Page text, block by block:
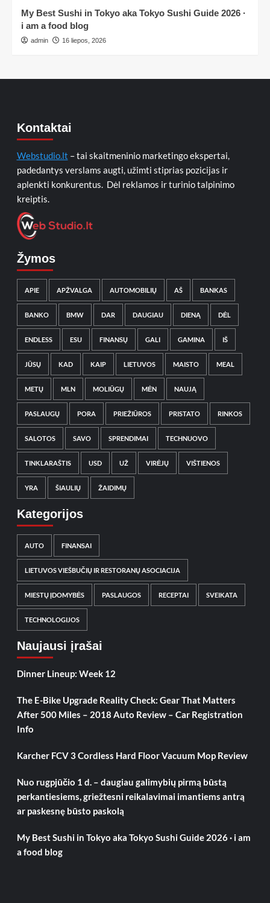
My Best Sushi in Tokyo aka Tokyo Sushi Guide 2026 ·
i am a food blog
admin 16 liepos, 2026
Kontaktai
Webstudio.lt – tai skaitmeninio marketingo ekspertai,
padedantys verslams augti, užimti stiprias pozicijas ir
aplenkti konkurentus. Dėl reklamos ir turinio talpinimo
kreiptis.
Žymos
APIE APŽVALGA AUTOMOBILIŲ AŠ BANKAS
BANKO BMW DAR DAUGIAU DIENĄ DĖL
ENDLESS ESU FINANSŲ GALI GAMINA IŠ
JŪSŲ KAD KAIP LIETUVOS MAISTO MEAL
METŲ MLN MOLIŪGŲ MĖN NAUJĄ
PASLAUGŲ PORA PRIEŽIŪROS PRISTATO RINKOS
SALOTOS SAVO SPRENDIMAI TECHNUOVO
TINKLARAŠTIS USD UŽ VIRĖJŲ VIŠTIENOS
YRA ŠIAULIŲ ŽAIDIMŲ
Kategorijos
AUTO FINANSAI
LIETUVOS VIEŠBUČIŲ IR RESTORANŲ ASOCIACIJA
MIESTŲ ĮDOMYBĖS PASLAUGOS RECEPTAI SVEIKATA
TECHNOLOGIJOS
Naujausi įrašai
Dinner Lineup: Week 12
The E-Bike Upgrade Reality Check: Gear That Matters
After 500 Miles – 2018 Auto Review – Car Registration
Info
Karcher FCV 3 Cordless Hard Floor Vacuum Mop Review
Nuo rugpjūčio 1 d. – daugiau galimybių pirmą būstą
perkantiesiems, griežtesni reikalavimai imantiems antrą
ar paskesnę būsto paskolą
My Best Sushi in Tokyo aka Tokyo Sushi Guide 2026 · i am
a food blog